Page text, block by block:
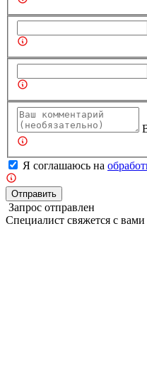
Я соглашаюсь на
Отправить
Запрос отправлен
Специалист свяжется с вами